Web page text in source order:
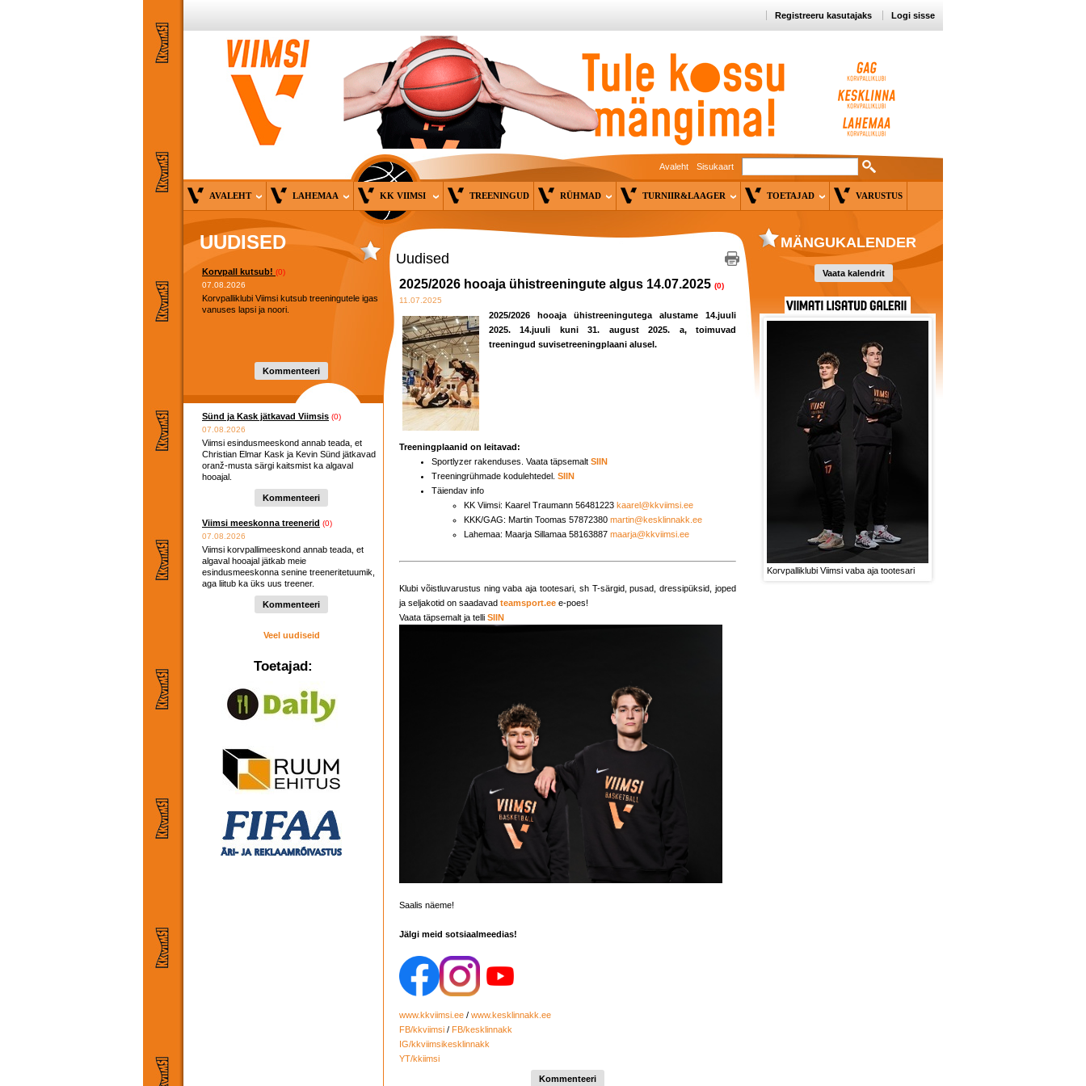
Registreeru kasutajaks Logi sisse
Avaleht Sisukaart
AVALEHT LAHEMAA KK VIIMSI TREENINGUD RÜHMAD TURNIIR&LAAGER TOETAJAD VARUSTUS
UUDISED
Korvpall kutsub! (0)
07.08.2026
Korvpalliklubi Viimsi kutsub treeningutele igas
vanuses lapsi ja noori.
Kommenteeri
Sünd ja Kask jätkavad Viimsis (0)
07.08.2026
Viimsi esindusmeeskond annab teada, et
Christian Elmar Kask ja Kevin Sünd jätkavad
oranž-musta särgi kaitsmist ka algaval
hooajal.
Kommenteeri
Viimsi meeskonna treenerid (0)
07.08.2026
Viimsi korvpallimeeskond annab teada, et
algaval hooajal jätkab meie
esindusmeeskonna senine treeneritetuumik,
aga liitub ka üks uus treener.
Kommenteeri
Veel uudiseid
Toetajad:
Uudised
2025/2026 hooaja ühistreeningute algus 14.07.2025 (0)
11.07.2025
2025/2026 hooaja ühistreeningutega alustame 14.juuli
2025. 14.juuli kuni 31. august 2025. a, toimuvad
treeningud suvisetreeningplaani alusel.
Treeningplaanid on leitavad:
Sportlyzer rakenduses. Vaata täpsemalt SIIN
Treeningrühmade kodulehtedel. SIIN
Täiendav info
KK Viimsi: Kaarel Traumann 56481223 kaarel@kkviimsi.ee
KKK/GAG: Martin Toomas 57872380 martin@kesklinnakk.ee
Lahemaa: Maarja Sillamaa 58163887 maarja@kkviimsi.ee
Klubi võistluvarustus ning vaba aja tootesari, sh T-särgid, pusad, dressipüksid, joped
ja seljakotid on saadavad teamsport.ee e-poes!
Vaata täpsemalt ja telli SIIN
Saalis näeme!
Jälgi meid sotsiaalmeedias!
www.kkviimsi.ee / www.kesklinnakk.ee
FB/kkviimsi / FB/kesklinnakk
IG/kkviimsikesklinnakk
YT/kkiimsi
Kommenteeri
MÄNGUKALENDER
Vaata kalendrit
Korvpalliklubi Viimsi vaba aja tootesari